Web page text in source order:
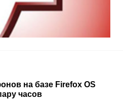
на базе Firefox OS
часов